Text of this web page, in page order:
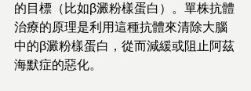
的目標（比如β澱粉樣蛋白）。單株抗體
治療的原理是利用這種抗體來清除大腦
中的β澱粉樣蛋白，從而減緩或阻止阿茲
海默症的惡化。